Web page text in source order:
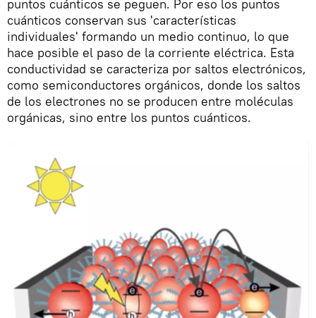
puntos cuánticos se peguen. Por eso los puntos
cuánticos conservan sus 'características
individuales' formando un medio continuo, lo que
hace posible el paso de la corriente eléctrica. Esta
conductividad se caracteriza por saltos electrónicos,
como semiconductores orgánicos, donde los saltos
de los electrones no se producen entre moléculas
orgánicas, sino entre los puntos cuánticos.